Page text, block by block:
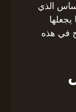
الذي
في هذه